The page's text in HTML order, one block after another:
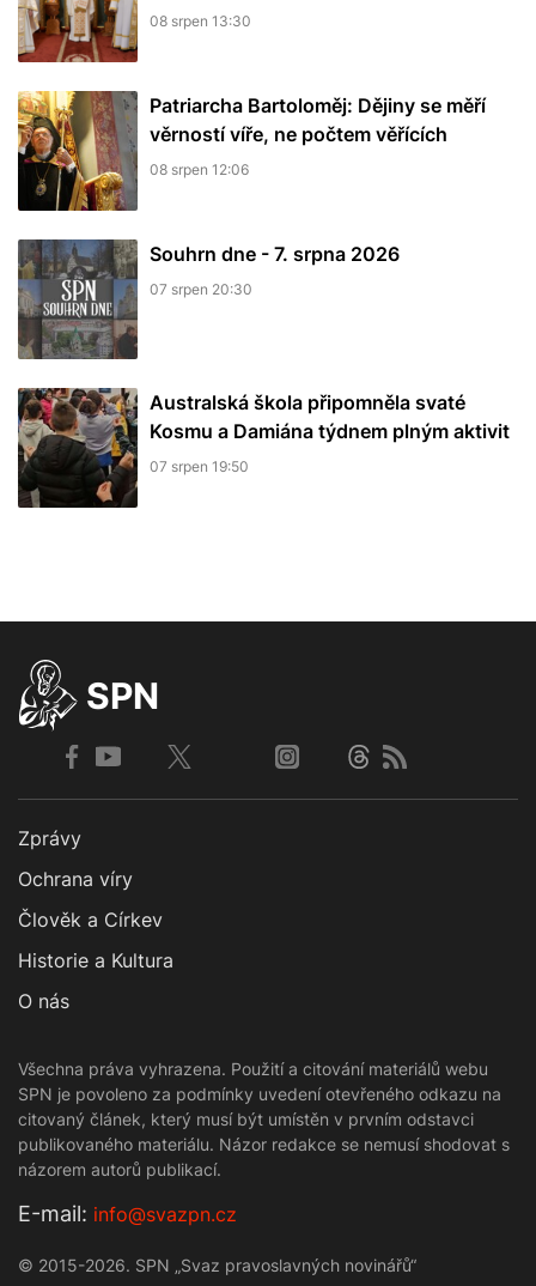
08 srpen 13:30
Patriarcha Bartoloměj: Dějiny se měří
věrností víře, ne počtem věřících
08 srpen 12:06
Souhrn dne - 7. srpna 2026
07 srpen 20:30
Australská škola připomněla svaté
Kosmu a Damiána týdnem plným aktivit
07 srpen 19:50
SPN
Zprávy
Ochrana víry
Člověk a Církev
Historie a Kultura
O nás
Všechna práva vyhrazena. Použití a citování materiálů webu
SPN je povoleno za podmínky uvedení otevřeného odkazu na
citovaný článek, který musí být umístěn v prvním odstavci
publikovaného materiálu. Názor redakce se nemusí shodovat s
názorem autorů publikací.
Е-mail: info@svazpn.cz
© 2015-2026. SPN „Svaz pravoslavných novinářů“